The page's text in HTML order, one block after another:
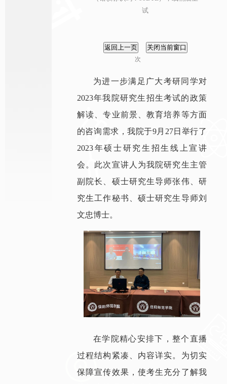
试
次
为进一步满足广大考研同学对
2023年我院研究生招生考试的政策
解读、专业前景、教育培养等方面
的咨询需求，我院于9月27日举行了
2023年硕士研究生招生线上宣讲
会。此次宣讲人为我院研究生主管
副院长、硕士研究生导师张伟、研
究生工作秘书、硕士研究生导师刘
文忠博士。
在学院精心安排下，整个直播
过程结构紧凑、内容详实。为切实
保障宣传效果，使考生充分了解我